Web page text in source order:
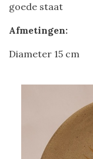
goede staat
Afmetingen:
Diameter 15 cm